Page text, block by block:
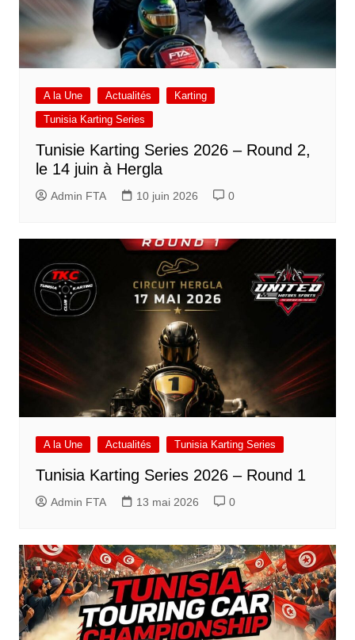
A la Une Actualités
Karting
Tunisia Karting Series
Tunisie Karting Series 2026 – Round 2,
le 14 juin à Hergla
Admin FTA 10 juin 2026 0
A la Une Actualités Tunisia Karting Series
Tunisia Karting Series 2026 – Round 1
Admin FTA 13 mai 2026 0